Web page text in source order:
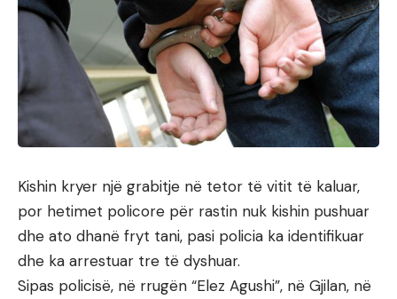
Kishin kryer një grabitje në tetor të vitit të kaluar,
por hetimet policore për rastin nuk kishin pushuar
dhe ato dhanë fryt tani, pasi policia ka identifikuar
dhe ka arrestuar tre të dyshuar.
Sipas policisë, në rrugën “Elez Agushi”, në Gjilan, në